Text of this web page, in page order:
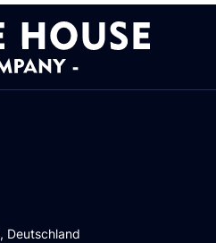
, Deutschland